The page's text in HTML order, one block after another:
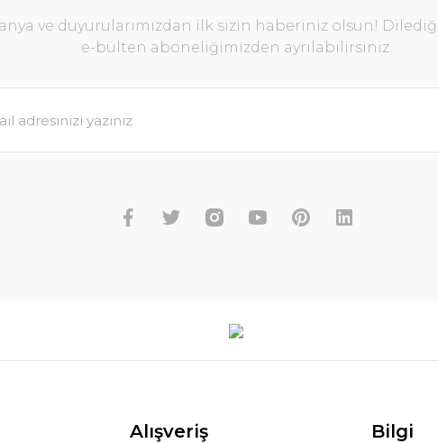
ve duyurularımızdan ilk sizin haberiniz olsun!
e-bülten aboneliğimizden ayrılabilirsiniz.
Alışveriş Bilgi